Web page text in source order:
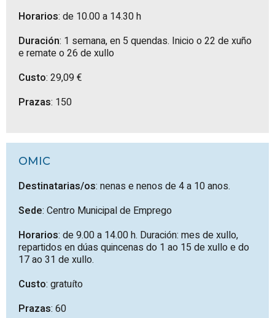
Horarios: de 10.00 a 14.30 h
Duración: 1 semana, en 5 quendas. Inicio o 22 de xuño
e remate o 26 de xullo
Custo: 29,09 €
Prazas: 150
OMIC
Destinatarias/os: nenas e nenos de 4 a 10 anos.
Sede: Centro Municipal de Emprego
Horarios: de 9.00 a 14.00 h. Duración: mes de xullo,
repartidos en dúas quincenas do 1 ao 15 de xullo e do
17 ao 31 de xullo.
Custo: gratuíto
Prazas: 60